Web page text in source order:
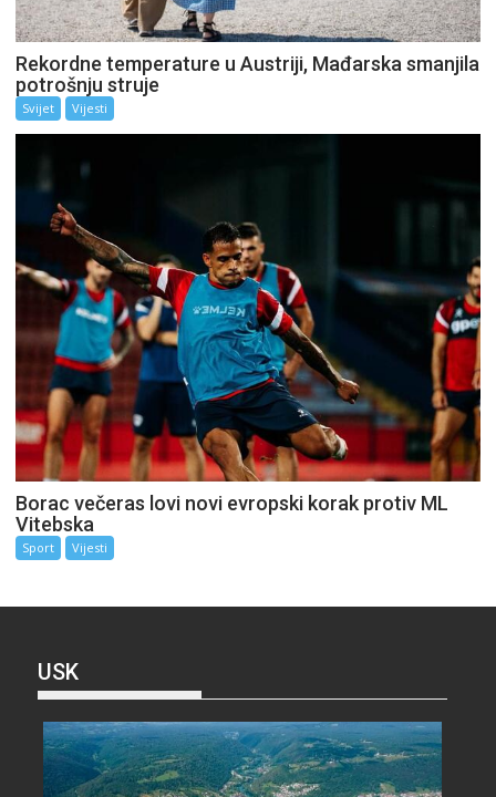
Rekordne temperature u Austriji, Mađarska smanjila
potrošnju struje
Svijet Vijesti
Borac večeras lovi novi evropski korak protiv ML
Vitebska
Sport Vijesti
USK